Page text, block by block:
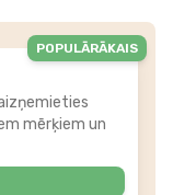
mērķiem un
POPULĀRĀKAIS